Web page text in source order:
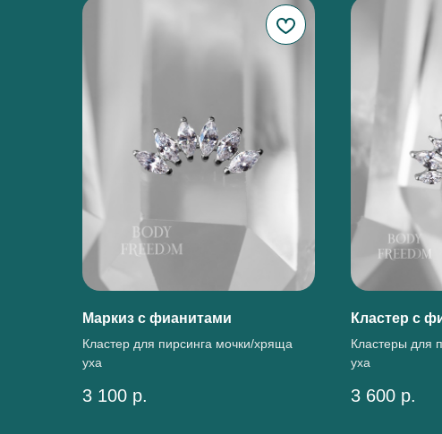
Маркиз с фианитами
Кластер для пирсинга мочки/хряща
уха
3 100 р.
Кластер с
Кластеры для
уха
3 600 р.